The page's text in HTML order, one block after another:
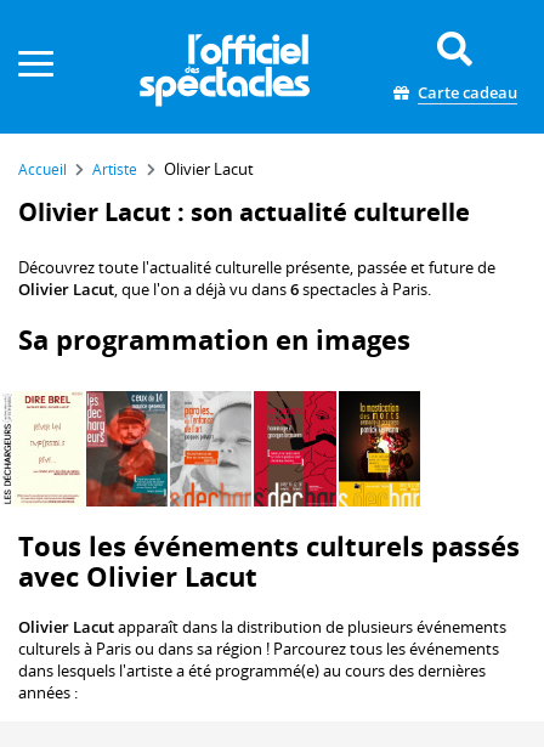
Carte cadeau
Accueil Artiste Olivier Lacut
Olivier Lacut : son actualité culturelle
Découvrez toute l'actualité culturelle présente, passée et future de
Olivier Lacut, que l'on a déjà vu dans6spectacles à Paris.
Sa programmation en images
Tous les événements culturels passés
avec Olivier Lacut
Olivier Lacutapparaît dans la distribution de plusieurs événements
culturels à Paris ou dans sa région ! Parcourez tous les événements
dans lesquels l'artiste a été programmé(e) au cours des dernières
années :